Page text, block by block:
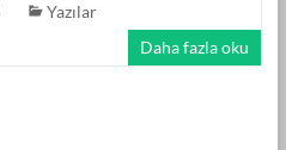
Yazılar
Daha fazla oku